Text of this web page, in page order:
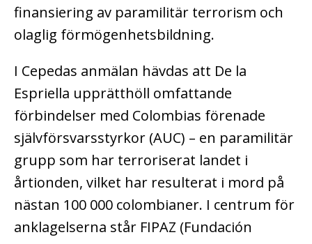
finansiering av paramilitär terrorism och
olaglig förmögenhetsbildning.
I Cepedas anmälan hävdas att De la
Espriella upprätthöll omfattande
förbindelser med Colombias förenade
självförsvarsstyrkor (AUC) – en paramilitär
grupp som har terroriserat landet i
årtionden, vilket har resulterat i mord på
nästan 100 000 colombianer. I centrum för
anklagelserna står FIPAZ (Fundación